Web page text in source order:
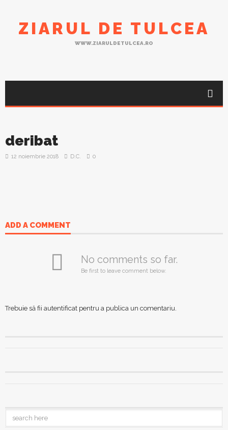
ZIARUL DE TULCEA
WWW.ZIARULDETULCEA.RO
deribat
12 noiembrie 2018 D.C. 0
ADD A COMMENT
No comments so far.
Be first to leave comment below.
Trebuie să fii autentificat pentru a publica un comentariu.